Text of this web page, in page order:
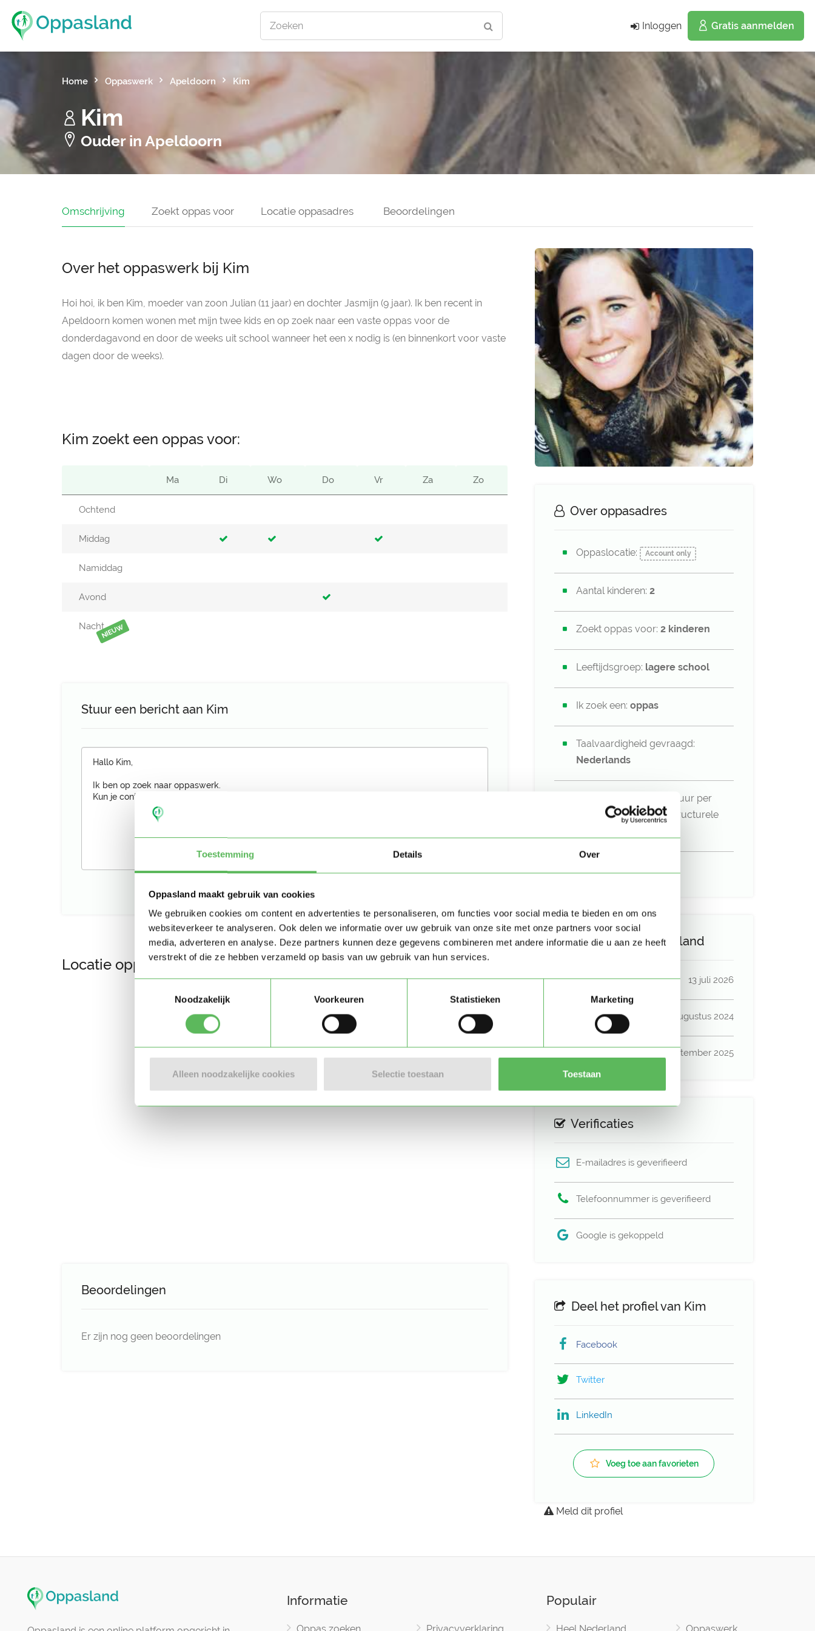
Toestemming Details Over
Oppasland maakt gebruik van cookies
We gebruiken cookies om content en advertenties te personaliseren, om functies voor social media te bieden en om ons
websiteverkeer te analyseren. Ook delen we informatie over uw gebruik van onze site met onze partners voor social
media, adverteren en analyse. Deze partners kunnen deze gegevens combineren met andere informatie die u aan ze heeft
verstrekt of die ze hebben verzameld op basis van uw gebruik van hun services.
Noodzakelijk
Voorkeuren Statistieken Marketing
Alleen noodzakelijke cookies Selectie toestaan Toestaan
Zoeken Inloggen Gratis aanmelden
Home Oppaswerk Apeldoorn Kim
Kim
Ouder in Apeldoorn
Omschrijving Zoekt oppas voor Locatie oppasadres Beoordelingen
Over oppasadres
Oppaslocatie: Account only
Aantal kinderen: 2
Zoekt oppas voor: 2 kinderen
Leeftijdsgroep: lagere school
Ik zoek een: oppas
Taalvaardigheid gevraagd:
Nederlands
uur per
week op flexibele en structurele
Activiteit op Oppasland
Laatste activiteit 13 juli 2026
Lid sinds 15 augustus 2024
02 september 2025
Verificaties
E-mailadres is geverifieerd
Telefoonnummer is geverifieerd
Google is gekoppeld
Deel het profiel van Kim
Facebook
Twitter
LinkedIn
Voeg toe aan favorieten
Meld dit profiel
Over het oppaswerk bij Kim
Hoi hoi, ik ben Kim, moeder van zoon Julian (11 jaar) en dochter Jasmijn (9 jaar). Ik ben recent in
Apeldoorn komen wonen met mijn twee kids en op zoek naar een vaste oppas voor de
donderdagavond en door de weeks uit school wanneer het een x nodig is (en binnenkort voor vaste
dagen door de weeks).
Kim zoekt een oppas voor:
Ma Di Wo Do Vr Za Zo
Ochtend
Middag
Namiddag
Avond
NachtNIEUW
Stuur een bericht aan Kim
Locatie oppasadres (Apeldoorn)
Beoordelingen
Er zijn nog geen beoordelingen
Informatie Populair